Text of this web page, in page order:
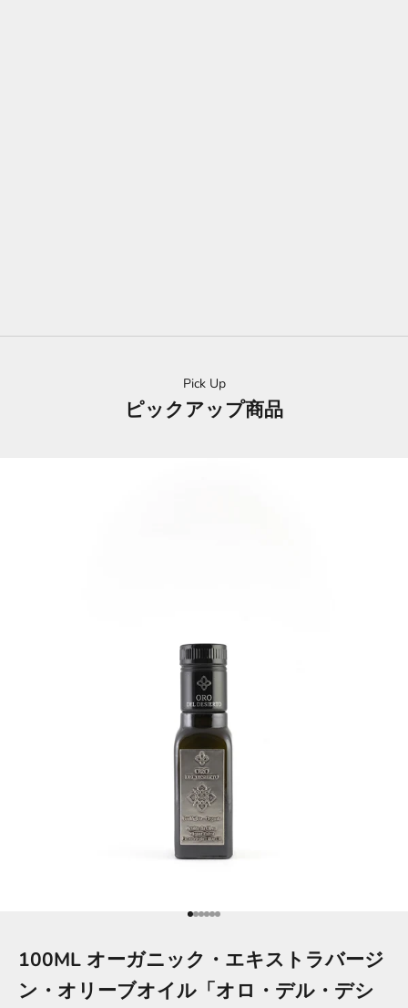
Pick Up
ピックアップ商品
項目に移動する 1
項目に移動する 2
項目に移動する 3
項目に移動する 4
項目に移動する 5
項目に移動する 6
100ML オーガニック・エキストラバージ
ン・オリーブオイル「オロ・デル・デシ